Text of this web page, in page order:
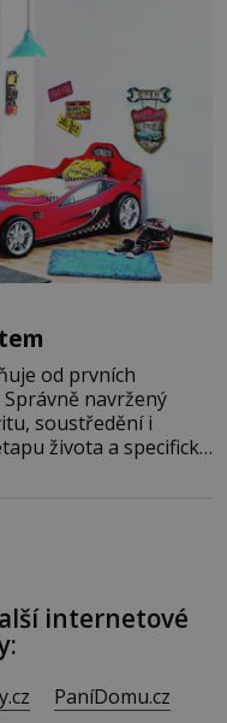
od prvních
navržený
soustředění i
života a specifické
internetové
PaníDomu.cz